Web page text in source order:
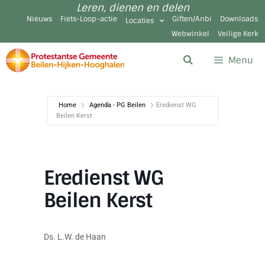
Leren, dienen en delen
Nieuws Fiets-Loop-actie Locaties Giften/Anbi
Downloads
Webwinkel
Veilige Kerk
Menu
Home Agenda - PG Beilen
Eredienst WG
Beilen Kerst
Eredienst WG
Beilen Kerst
Ds. L.W. de Haan